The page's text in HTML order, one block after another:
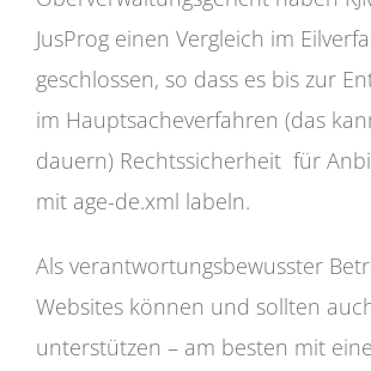
JusProg einen Vergleich im
geschlossen, so dass es bis zur
im Hauptsacheverfahren (das
dauern) Rechtssicherheit für
mit age-de.xml labeln.
Als verantwortungsbewusster
Websites können und sollten
unterstützen – am besten mit